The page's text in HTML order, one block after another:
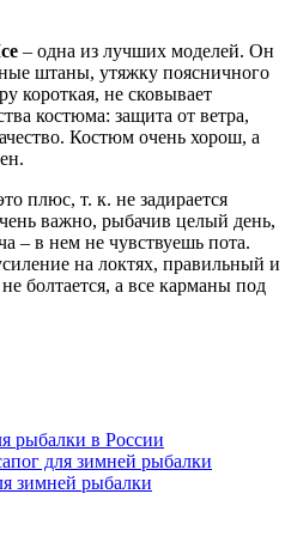
– одна из лучших моделей. Он
штаны, утяжку поясничного
короткая, не сковывает
костюма: защита от ветра,
Костюм очень хорош, а
плюс, т. к. не задирается
важно, рыбачив целый день,
– в нем не чувствуешь пота.
на локтях, правильный и
болтается, а все карманы под
рыбалки в России
для зимней рыбалки
зимней рыбалки